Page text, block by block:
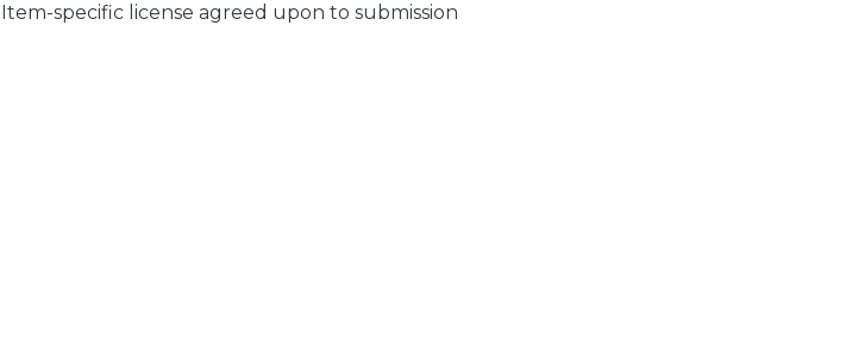
Item-specific license agreed upon to submission